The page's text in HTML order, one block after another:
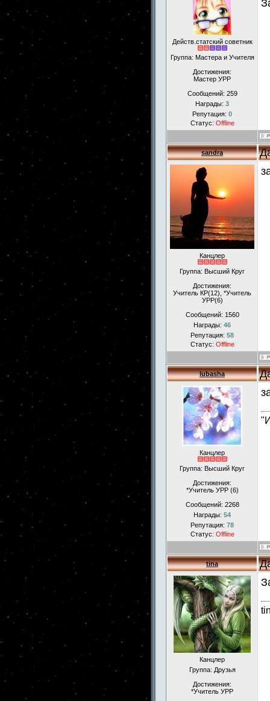
Действ.статский советник
Группа: Мастера и Учителя
Достижения:
Мастер УРР
Сообщений: 259
Награды: 3
Репутация: 0
Статус: Offline
sandra
Канцлер
Группа: Высший Круг
Достижения:
Учитель КР(12), *Учитель
УРР(6)
Сообщений: 1560
Награды: 46
Репутация: 58
Статус: Offline
lubasha
Канцлер
Группа: Высший Круг
Достижения:
*Учитель УРР (6)
Сообщений: 2268
Награды: 54
Репутация: 78
Статус: Offline
tina
Канцлер
Группа: Друзья
Достижения:
*Учитель УРР